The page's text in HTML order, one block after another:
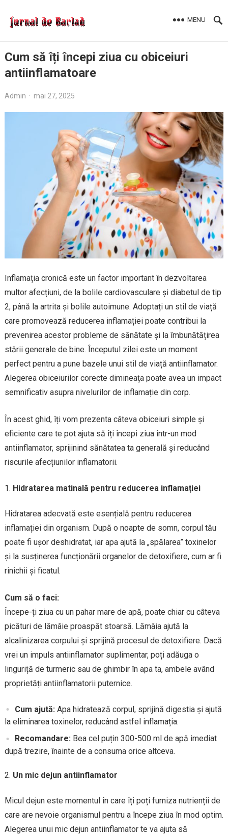
MENU
Cum să îți începi ziua cu obiceiuri
antiinflamatoare
Admin · mai 27, 2025
Inflamația cronică este un factor important în dezvoltarea
multor afecțiuni, de la bolile cardiovasculare și diabetul de tip
2, până la artrita și bolile autoimune. Adoptați un stil de viață
care promovează reducerea inflamației poate contribui la
prevenirea acestor probleme de sănătate și la îmbunătățirea
stării generale de bine. Începutul zilei este un moment
perfect pentru a pune bazele unui stil de viață antiinflamator.
Alegerea obiceiurilor corecte dimineața poate avea un impact
semnificativ asupra nivelurilor de inflamație din corp.
În acest ghid, îți vom prezenta câteva obiceiuri simple și
eficiente care te pot ajuta să îți începi ziua într-un mod
antiinflamator, sprijinind sănătatea ta generală și reducând
riscurile afecțiunilor inflamatorii.
Hidratarea matinală pentru reducerea inflamației
Hidratarea adecvată este esențială pentru reducerea
inflamației din organism. După o noapte de somn, corpul tău
poate fi ușor deshidratat, iar apa ajută la „spălarea” toxinelor
și la susținerea funcționării organelor de detoxifiere, cum ar fi
rinichii și ficatul.
Cum să o faci:
Începe-ți ziua cu un pahar mare de apă, poate chiar cu câteva
picături de lămâie proaspăt stoarsă. Lămâia ajută la
alcalinizarea corpului și sprijină procesul de detoxifiere. Dacă
vrei un impuls antiinflamator suplimentar, poți adăuga o
linguriță de turmeric sau de ghimbir în apa ta, ambele având
proprietăți antiinflamatorii puternice.
Cum ajută:Apa hidratează corpul, sprijină digestia și ajută
la eliminarea toxinelor, reducând astfel inflamația.
Recomandare:Bea cel puțin 300-500 ml de apă imediat
după trezire, înainte de a consuma orice altceva.
Un mic dejun antiinflamator
Micul dejun este momentul în care îți poți furniza nutrienții de
care are nevoie organismul pentru a începe ziua în mod optim.
Alegerea unui mic dejun antiinflamator te va ajuta să